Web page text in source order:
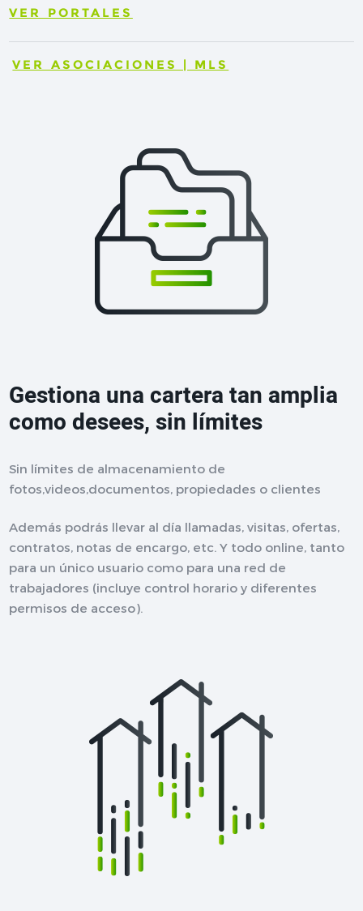
VER PORTALES
VER ASOCIACIONES | MLS
Gestiona una cartera tan amplia
como desees, sin límites
Sin límites de almacenamiento de
fotos,videos,documentos, propiedades o clientes
Además podrás llevar al día llamadas, visitas, ofertas,
contratos, notas de encargo, etc. Y todo online, tanto
para un único usuario como para una red de
trabajadores (incluye control horario y diferentes
permisos de acceso).